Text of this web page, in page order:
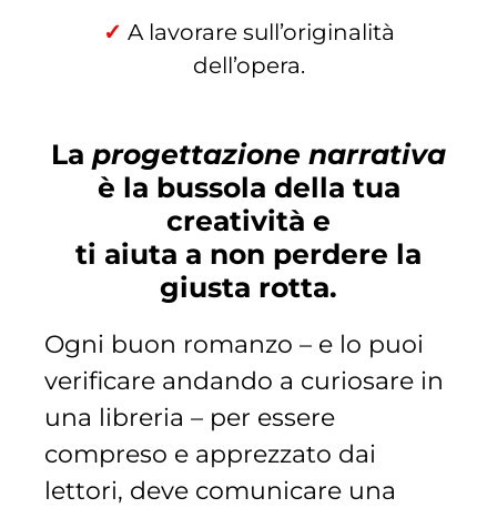
✓ A lavorare sull’originalità
dell’opera.
La progettazione narrativa
è la bussola della tua
creatività e
ti aiuta a non perdere la
giusta rotta.
Ogni buon romanzo – e lo puoi
verificare andando a curiosare in
una libreria – per essere
compreso e apprezzato dai
lettori, deve comunicare una